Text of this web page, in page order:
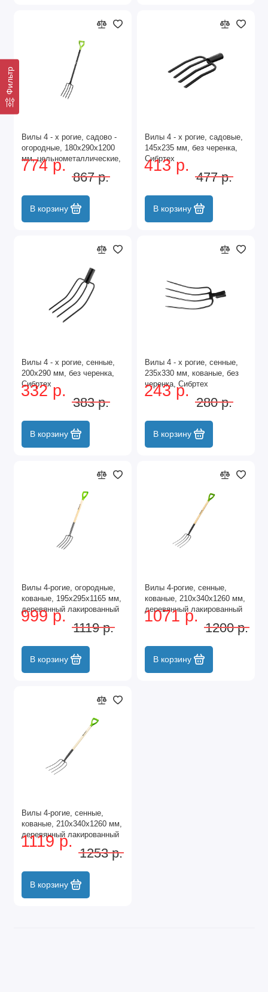
Фильтр
Вилы 4 - х рогие, садово -
огородные, 180х290х1200
мм, цельнометаллические,
Palisad
774 р.
867 р.
В корзину
Вилы 4 - х рогие, садовые,
145х235 мм, без черенка,
Сибртех
413 р.
477 р.
В корзину
Вилы 4 - х рогие, сенные,
200х290 мм, без черенка,
Сибртех
332 р.
383 р.
В корзину
Вилы 4 - х рогие, сенные,
235х330 мм, кованые, без
черенка, Сибртех
243 р.
280 р.
В корзину
Вилы 4-рогие, огородные,
кованые, 195х295х1165 мм,
деревянный лакированный
черенок Сибртех
999 р.
1119 р.
В корзину
Вилы 4-рогие, сенные,
кованые, 210х340х1260 мм,
деревянный лакированный
черенок Palisad
1071 р.
1200 р.
В корзину
Вилы 4-рогие, сенные,
кованые, 210х340х1260 мм,
деревянный лакированный
черенок Сибртех
1119 р.
1253 р.
В корзину